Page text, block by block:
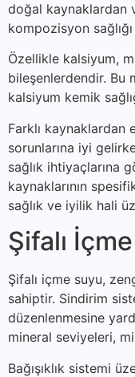
doğal kaynaklardan
kompozisyon
Özellikle kalsiyum,
bileşenlerdendir. Bu
kalsiyum kemik
Farklı kaynaklardan
sorunlarına iyi
sağlık ihtiyaçlarına
kaynaklarının
sağlık ve iyilik hali
Şifalı
Şifalı içme suyu,
sahiptir. Sindirim
düzenlenmesine
mineral seviyeleri,
Bağışıklık sistemi